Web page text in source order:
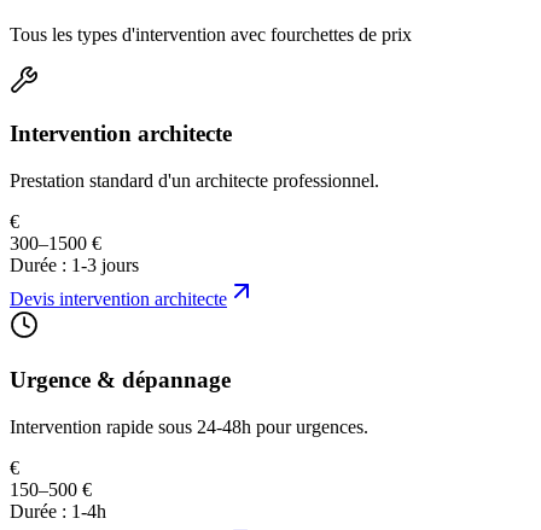
Tous les types d'intervention avec fourchettes de prix
Intervention architecte
Prestation standard d'un architecte professionnel.
€
300–1500 €
Durée : 1-3 jours
Devis intervention architecte
Urgence & dépannage
Intervention rapide sous 24-48h pour urgences.
€
150–500 €
Durée : 1-4h